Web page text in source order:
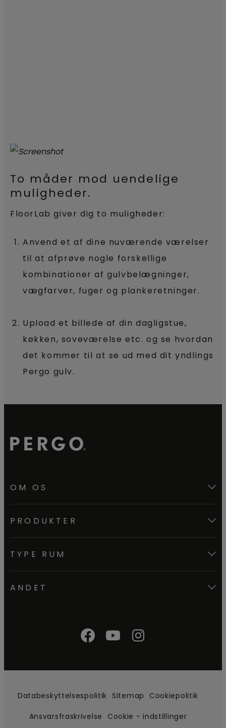
To måder mod uendelige
muligheder.
FloorLab giver dig to muligheder:
Anvend et af dine nuværende værelser
til at afprøve nogle forskellige
kombinationer af gulvbelægninger,
vægfarver, fuger og plankeretninger.
Upload et billede af din dagligstue,
køkken, soveværelse etc. og se hvordan
det kommer til at se ud med dit yndlings
Pergo gulv.
OM OS
PRODUKTER
TYPE RUM
ANDET
Databeskyttelsespolitik Sitemap Cookiepolitik
Ansvarsfraskrivelse Cookie - indstillinger